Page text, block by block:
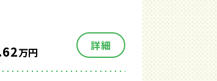
万円 詳細